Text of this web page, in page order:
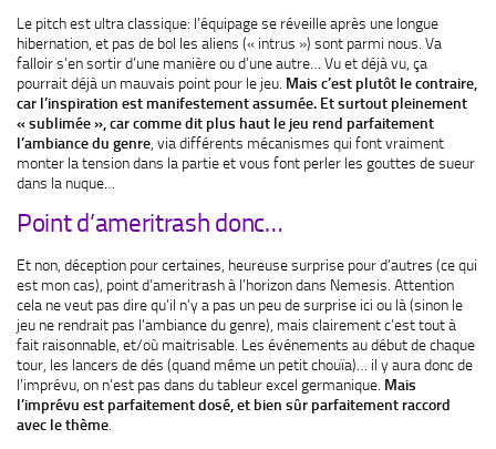
Le pitch est ultra classique: l’équipage se réveille après une longue
hibernation, et pas de bol les aliens (« intrus ») sont parmi nous. Va
falloir s’en sortir d’une manière ou d’une autre… Vu et déjà vu, ça
pourrait déjà un mauvais point pour le jeu. Mais c’est plutôt le contraire,
car l’inspiration est manifestement assumée. Et surtout pleinement
« sublimée », car comme dit plus haut le jeu rend parfaitement
l’ambiance du genre , via différents mécanismes qui font vraiment
monter la tension dans la partie et vous font perler les gouttes de sueur
dans la nuque…
Point d’ameritrash donc…
Et non, déception pour certaines, heureuse surprise pour d’autres (ce qui
est mon cas), point d’ameritrash à l’horizon dans Nemesis. Attention
cela ne veut pas dire qu’il n’y a pas un peu de surprise ici ou là (sinon le
jeu ne rendrait pas l’ambiance du genre), mais clairement c’est tout à
fait raisonnable, et/où maitrisable. Les événements au début de chaque
tour, les lancers de dés (quand même un petit chouïa)… il y aura donc de
l’imprévu, on n’est pas dans du tableur excel germanique. Mais
l’imprévu est parfaitement dosé, et bien sûr parfaitement raccord
avec le thème.